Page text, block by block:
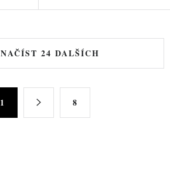
NAČÍST 24 DALŠÍCH
1 8